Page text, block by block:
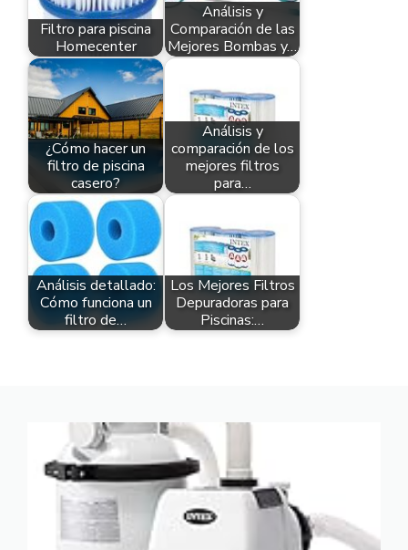
Filtro para piscina
Homecenter
Análisis y
Comparación de las
Mejores Bombas y…
¿Cómo hacer un
filtro de piscina
casero?
Análisis y
comparación de los
mejores filtros
para…
Análisis detallado:
Cómo funciona un
filtro de…
Los Mejores Filtros
Depuradoras para
Piscinas:…